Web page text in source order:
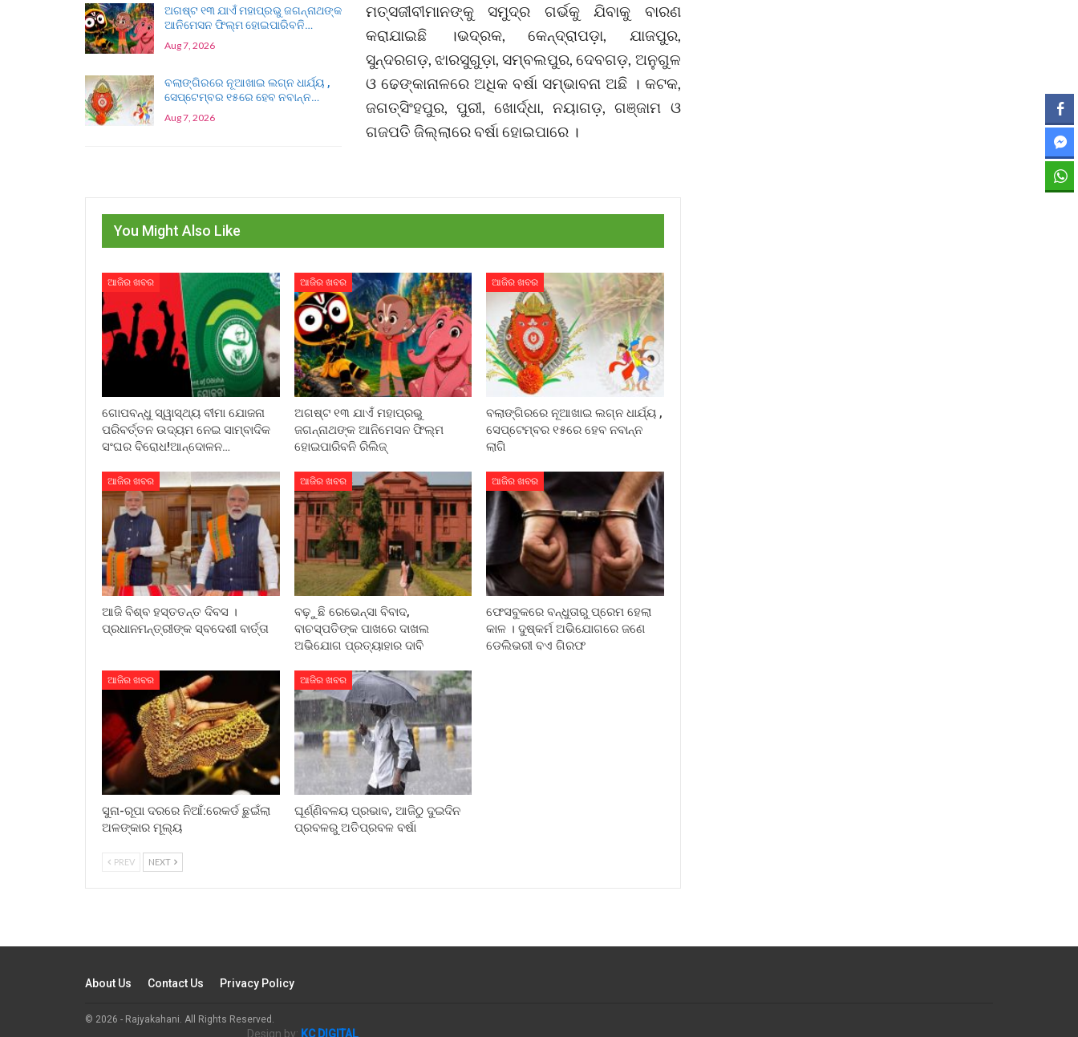
ଅଗଷ୍ଟ ୧୩ ଯାଏଁ ମହାପ୍ରଭୁ ଜଗନ୍ନାଥଙ୍କ
ଆନିମେସନ ଫିଲ୍ମ ହୋଇପାରିବନି…
Aug 7, 2026
ବଲାଙ୍ଗିରରେ ନୂଆଖାଇ ଲଗ୍ନ ଧାର୍ଯ୍ୟ ,
ସେପ୍ଟେମ୍ବର ୧୫ରେ ହେବ ନବାନ୍ନ…
Aug 7, 2026
ମତ୍ସଜୀବୀମାନଙ୍କୁ ସମୁଦ୍ର ଗର୍ଭକୁ ଯିବାକୁ ବାରଣ
କରାଯାଇଛି ।ଭଦ୍ରକ, କେନ୍ଦ୍ରାପଡ଼ା, ଯାଜପୁର,
ସୁନ୍ଦରଗଡ଼, ଝାରସୁଗୁଡ଼ା, ସମ୍ବଲପୁର, ଦେବଗଡ଼, ଅନୁଗୁଳ
ଓ ଢେଙ୍କାନାଳରେ ଅଧିକ ବର୍ଷା ସମ୍ଭାବନା ଅଛି । କଟକ,
ଜଗତ୍‌ସିଂହପୁର, ପୁରୀ, ଖୋର୍ଦ୍ଧା, ନୟାଗଡ଼, ଗଞ୍ଜାମ ଓ
ଗଜପତି ଜିଲ୍ଲାରେ ବର୍ଷା ହୋଇପାରେ ।
You Might Also Like
ଆଜିର ଖବର
ଗୋପବନ୍ଧୁ ସ୍ୱାସ୍ଥ୍ୟ ବୀମା ଯୋଜନା
ପରିବର୍ତ୍ତନ ଉଦ୍ୟମ ନେଇ ସାମ୍ବାଦିକ
ସଂଘର ବିରୋଧ!ଆନ୍ଦୋଳନ…
ଆଜିର ଖବର
ଅଗଷ୍ଟ ୧୩ ଯାଏଁ ମହାପ୍ରଭୁ
ଜଗନ୍ନାଥଙ୍କ ଆନିମେସନ ଫିଲ୍ମ
ହୋଇପାରିବନି ରିଲିଜ୍
ଆଜିର ଖବର
ବଲାଙ୍ଗିରରେ ନୂଆଖାଇ ଲଗ୍ନ ଧାର୍ଯ୍ୟ ,
ସେପ୍ଟେମ୍ବର ୧୫ରେ ହେବ ନବାନ୍ନ
ଲାଗି
ଆଜିର ଖବର
ଆଜି ବିଶ୍ବ ହସ୍ତତନ୍ତ ଦିବସ ।
ପ୍ରଧାନମନ୍ତ୍ରୀଙ୍କ ସ୍ବଦେଶୀ ବାର୍ତ୍ତା
ଆଜିର ଖବର
ବଢ଼ୁଛି ରେଭେନ୍ସା ବିବାଦ,
ବାଚସ୍ପତିଙ୍କ ପାଖରେ ଦାଖଲ
ଅଭିଯୋଗ ପ୍ରତ୍ୟାହାର ଦାବି
ଆଜିର ଖବର
ଫେସବୁକରେ ବନ୍ଧୁତାରୁ ପ୍ରେମ ହେଲା
କାଳ । ଦୁଷ୍କର୍ମ ଅଭିଯୋଗରେ ଜଣେ
ଡେଲିଭରୀ ବଏ ଗିରଫ
ଆଜିର ଖବର
ସୁନା-ରୂପା ଦରରେ ନିଆଁ:ରେକର୍ଡ ଛୁଇଁଲା
ଅଳଙ୍କାର ମୂଲ୍ୟ
ଆଜିର ଖବର
ଘୂର୍ଣ୍ଣିବଳୟ ପ୍ରଭାବ, ଆଜିଠୁ ଦୁଇଦିନ
ପ୍ରବଳରୁ ଅତିପ୍ରବଳ ବର୍ଷା
PREV NEXT
About Us Contact Us Privacy Policy
© 2026 - Rajyakahani. All Rights Reserved.
Design by: KC DIGITAL